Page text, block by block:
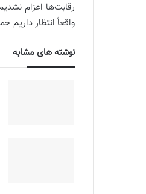
رقابت‌ها اعزام
واقعاً انتظار
نوشته های مشابه